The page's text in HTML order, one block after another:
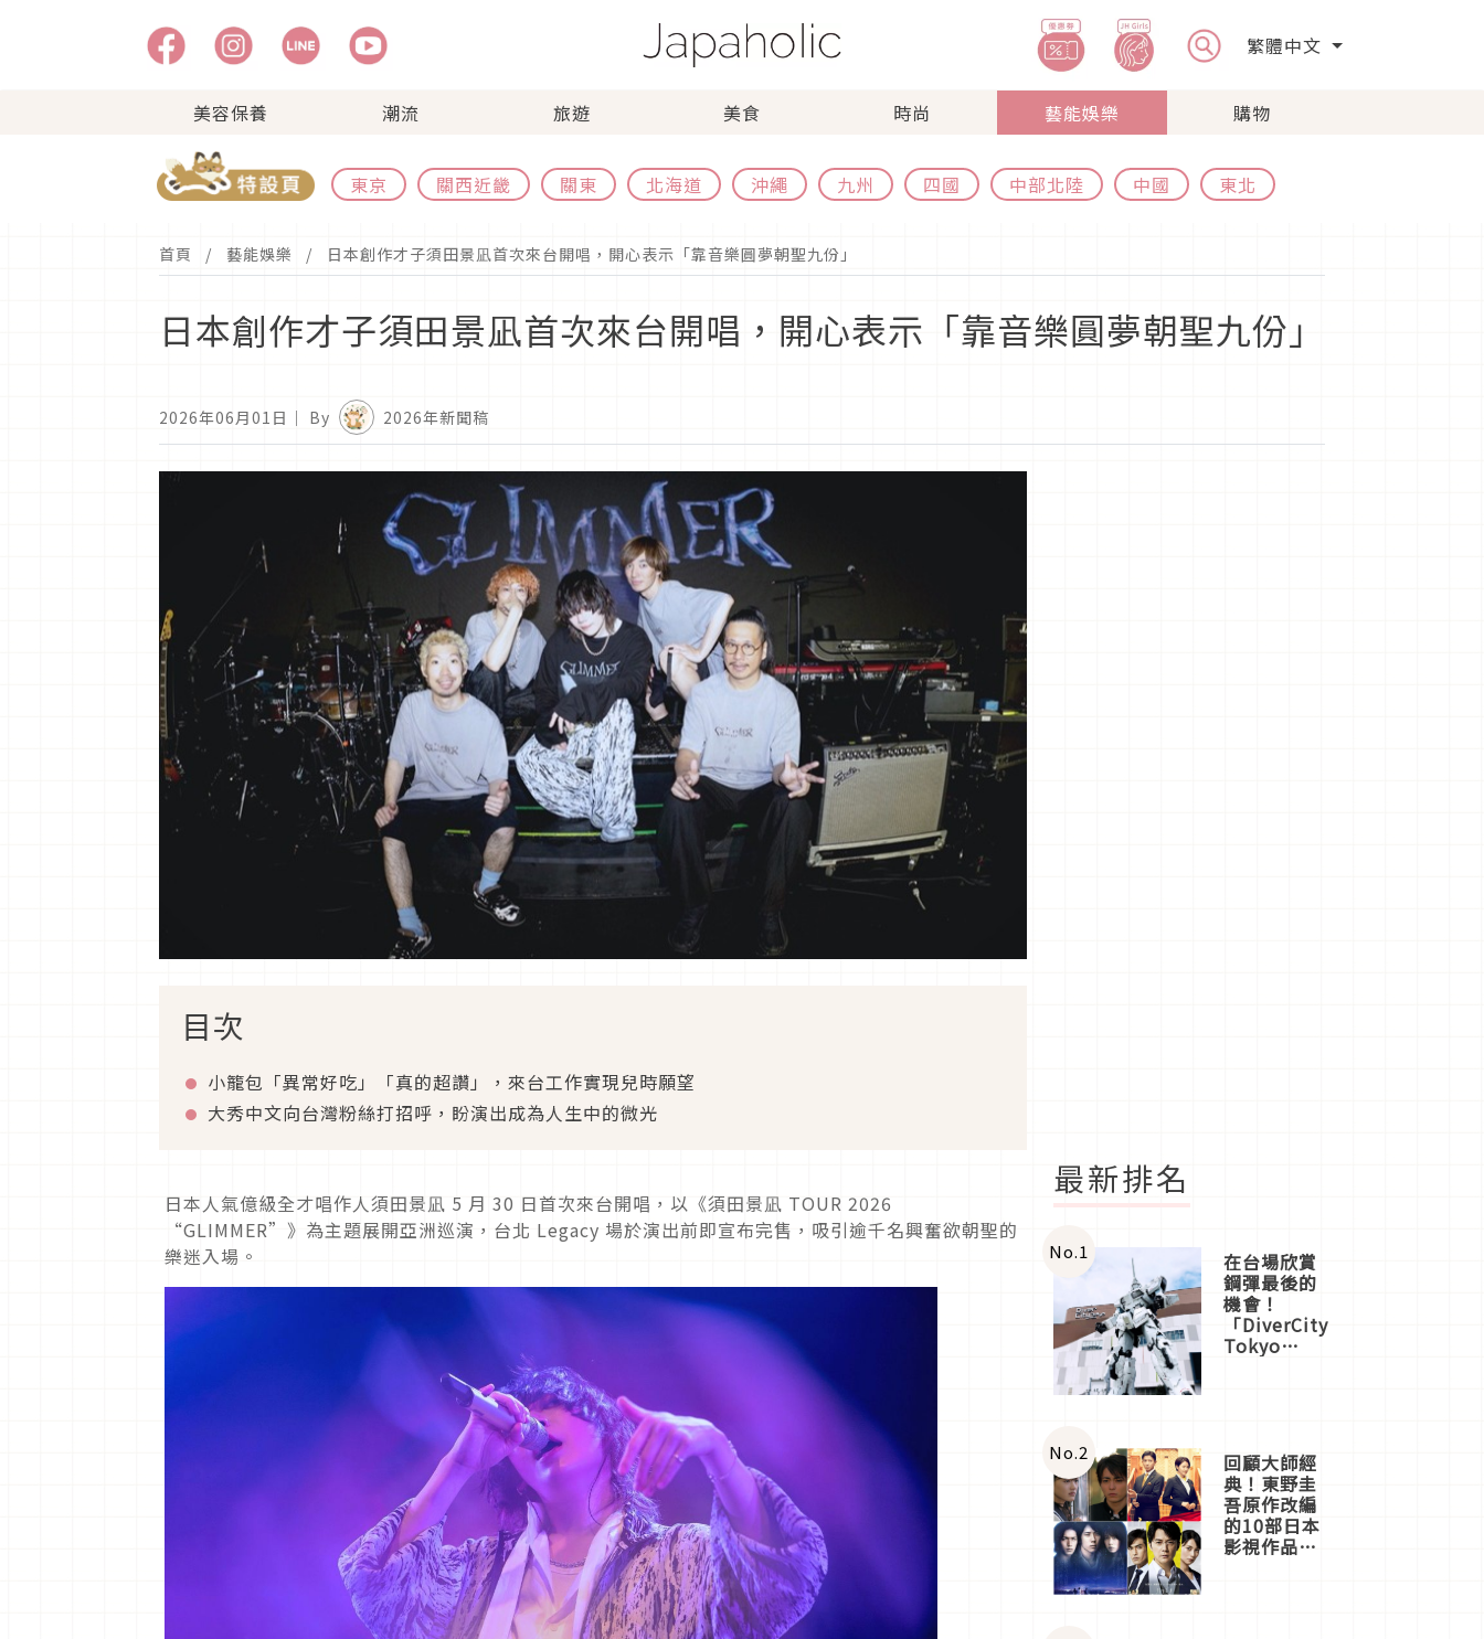
繁體中文
美容保養 潮流 旅遊 美食 時尚 藝能娛樂 購物
東京 關西近畿 關東 北海道 沖繩 九州 四國 中部北陸 中國 東北
首頁 藝能娛樂 日本創作才子須田景凪首次來台開唱，開心表示「靠音樂圓夢朝聖九份」
日本創作才子須田景凪首次來台開唱，開心表示「靠音樂圓夢朝聖九份」
2026年06月01日 ｜ By 2026年新聞稿
目次
小籠包「異常好吃」「真的超讚」，來台工作實現兒時願望
大秀中文向台灣粉絲打招呼，盼演出成為人生中的微光
日本人氣億級全才唱作人須田景凪 5 月 30 日首次來台開唱，以《須田景凪 TOUR 2026
“GLIMMER”》為主題展開亞洲巡演，台北 Legacy 場於演出前即宣布完售，吸引逾千名興奮欲朝聖的
樂迷入場。
最新排名
No.1 在台場欣賞
鋼彈最後的
機會！
「DiverCity
Tokyo
體驗
No.2 回顧大師經
典！東野圭
吾原作改編
的10部日本
影視作品推